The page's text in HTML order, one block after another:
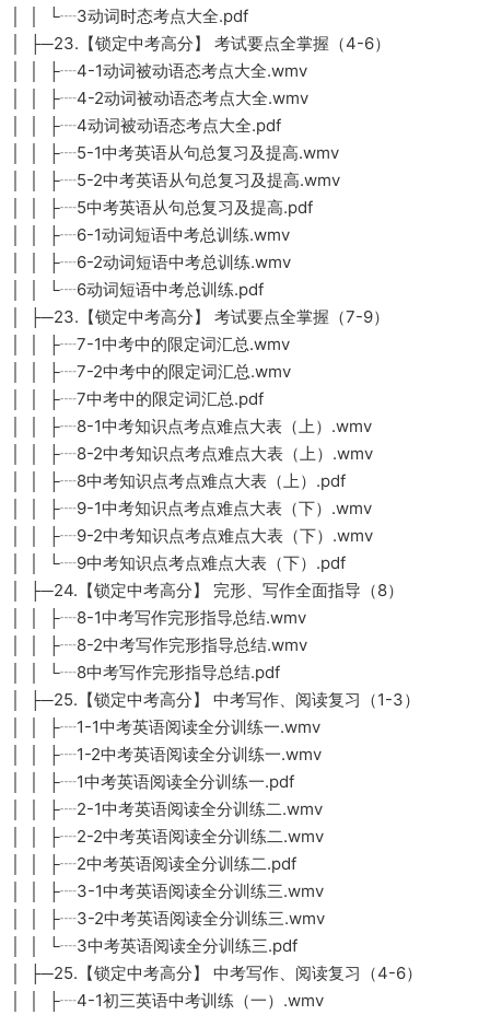
│ │ └┈3动词时态考点大全.pdf
│ ├─23.【锁定中考高分】 考试要点全掌握（4-6）
│ │ ├┈4-1动词被动语态考点大全.wmv
│ │ ├┈4-2动词被动语态考点大全.wmv
│ │ ├┈4动词被动语态考点大全.pdf
│ │ ├┈5-1中考英语从句总复习及提高.wmv
│ │ ├┈5-2中考英语从句总复习及提高.wmv
│ │ ├┈5中考英语从句总复习及提高.pdf
│ │ ├┈6-1动词短语中考总训练.wmv
│ │ ├┈6-2动词短语中考总训练.wmv
│ │ └┈6动词短语中考总训练.pdf
│ ├─23.【锁定中考高分】 考试要点全掌握（7-9）
│ │ ├┈7-1中考中的限定词汇总.wmv
│ │ ├┈7-2中考中的限定词汇总.wmv
│ │ ├┈7中考中的限定词汇总.pdf
│ │ ├┈8-1中考知识点考点难点大表（上）.wmv
│ │ ├┈8-2中考知识点考点难点大表（上）.wmv
│ │ ├┈8中考知识点考点难点大表（上）.pdf
│ │ ├┈9-1中考知识点考点难点大表（下）.wmv
│ │ ├┈9-2中考知识点考点难点大表（下）.wmv
│ │ └┈9中考知识点考点难点大表（下）.pdf
│ ├─24.【锁定中考高分】 完形、写作全面指导（8）
│ │ ├┈8-1中考写作完形指导总结.wmv
│ │ ├┈8-2中考写作完形指导总结.wmv
│ │ └┈8中考写作完形指导总结.pdf
│ ├─25.【锁定中考高分】 中考写作、阅读复习（1-3）
│ │ ├┈1-1中考英语阅读全分训练一.wmv
│ │ ├┈1-2中考英语阅读全分训练一.wmv
│ │ ├┈1中考英语阅读全分训练一.pdf
│ │ ├┈2-1中考英语阅读全分训练二.wmv
│ │ ├┈2-2中考英语阅读全分训练二.wmv
│ │ ├┈2中考英语阅读全分训练二.pdf
│ │ ├┈3-1中考英语阅读全分训练三.wmv
│ │ ├┈3-2中考英语阅读全分训练三.wmv
│ │ └┈3中考英语阅读全分训练三.pdf
│ ├─25.【锁定中考高分】 中考写作、阅读复习（4-6）
│ │ ├┈4-1初三英语中考训练（一）.wmv